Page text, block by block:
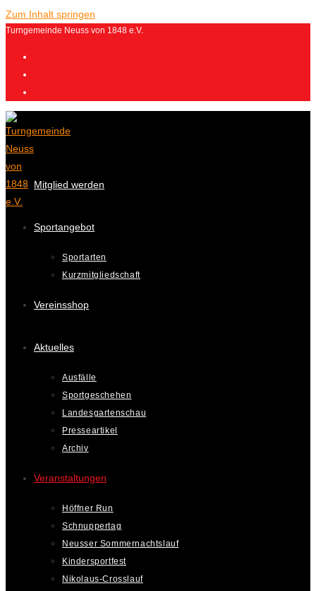
Zum Inhalt springen
Turngemeinde Neuss von 1848 e.V.
Mitglied werden
Sportangebot
Sportarten
Kurzmitgliedschaft
Vereinsshop
Aktuelles
Ausfälle
Sportgeschehen
Landesgartenschau
Presseartikel
Archiv
Veranstaltungen
Höffner Run
Schnuppertag
Neusser Sommernachtslauf
Kindersportfest
Nikolaus-Crosslauf